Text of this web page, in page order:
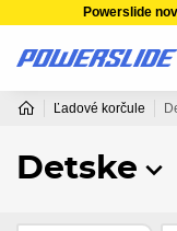
Powerslide
Ľadové korčule
Detske